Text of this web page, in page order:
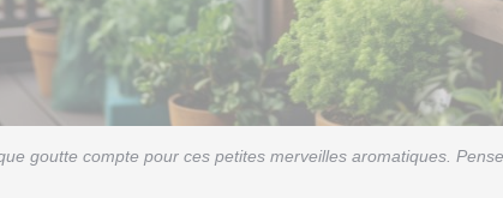
goutte compte pour ces petites merveilles aromatiques.